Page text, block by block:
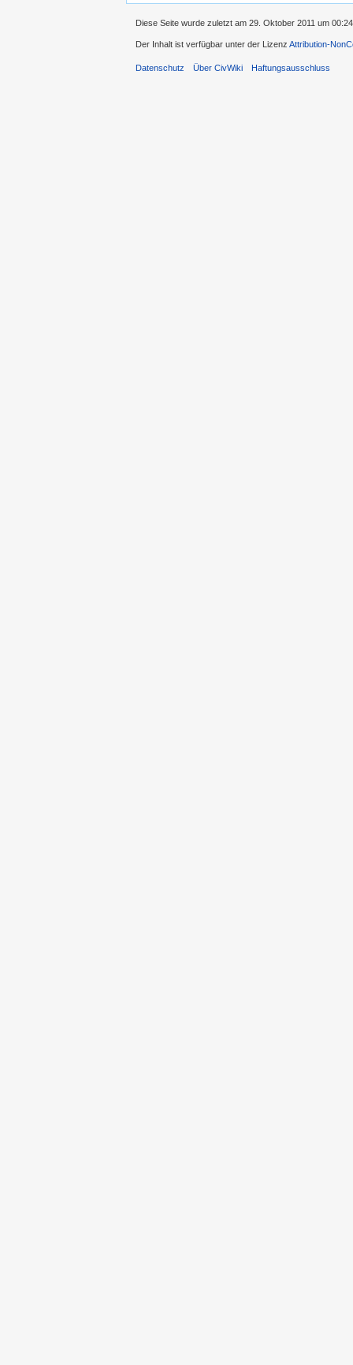
Diese Seite wurde zuletzt am 29. Oktober 2011 um
Der Inhalt ist verfügbar unter der Lizenz Attribution-
Datenschutz Über CivWiki Haftungsausschluss